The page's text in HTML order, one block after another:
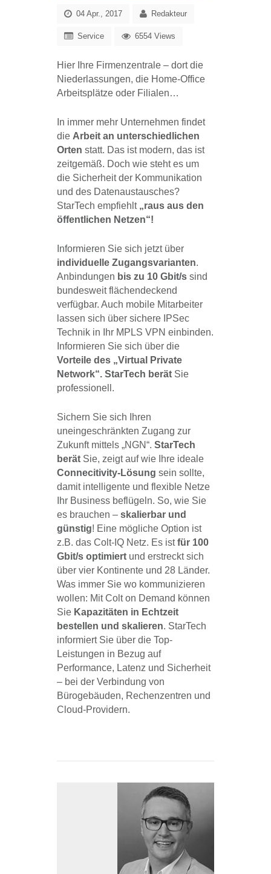
04 Apr., 2017 Redakteur
Service 6554 Views
Hier Ihre Firmenzentrale – dort die
Niederlassungen, die Home-Office
Arbeitsplätze oder Filialen…
In immer mehr Unternehmen findet
die Arbeit an unterschiedlichen
Orten statt. Das ist modern, das ist
zeitgemäß. Doch wie steht es um
die Sicherheit der Kommunikation
und des Datenaustausches?
StarTech empfiehlt „raus aus den
öffentlichen Netzen“!
Informieren Sie sich jetzt über
individuelle Zugangsvarianten.
Anbindungen bis zu 10 Gbit/s sind
bundesweit flächendeckend
verfügbar. Auch mobile Mitarbeiter
lassen sich über sichere IPSec
Technik in Ihr MPLS VPN einbinden.
Informieren Sie sich über die
Vorteile des „Virtual Private
Network“. StarTech berät Sie
professionell.
Sichern Sie sich Ihren
uneingeschränkten Zugang zur
Zukunft mittels „NGN“. StarTech
berät Sie, zeigt auf wie Ihre ideale
Connecitivity-Lösung sein sollte,
damit intelligente und flexible Netze
Ihr Business beflügeln. So, wie Sie
es brauchen – skalierbar und
günstig! Eine mögliche Option ist
z.B. das Colt-IQ Netz. Es istfür 100
Gbit/s optimiert und erstreckt sich
über vier Kontinente und 28 Länder.
Was immer Sie wo kommunizieren
wollen: Mit Colt on Demand können
Sie Kapazitäten in Echtzeit
bestellen und skalieren. StarTech
informiert Sie über die Top-
Leistungen in Bezug auf
Performance, Latenz und Sicherheit
– bei der Verbindung von
Bürogebäuden, Rechenzentren und
Cloud-Providern.